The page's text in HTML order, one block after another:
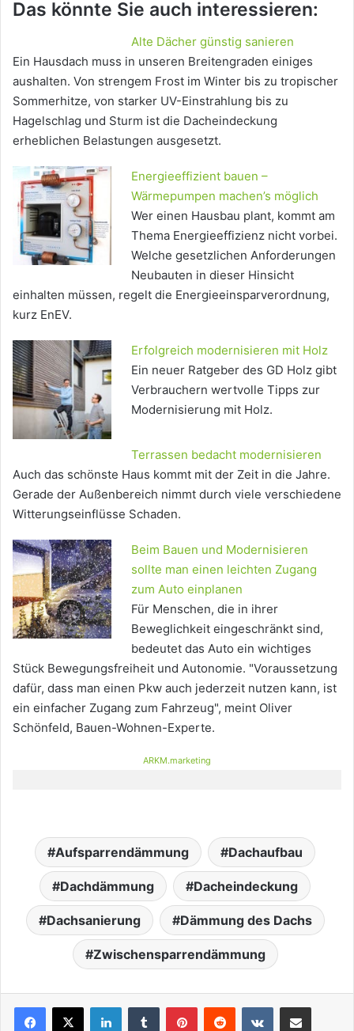
Das könnte Sie auch interessieren:
Alte Dächer günstig sanieren
Ein Hausdach muss in unseren Breitengraden einiges
aushalten. Von strengem Frost im Winter bis zu tropischer
Sommerhitze, von starker UV-Einstrahlung bis zu
Hagelschlag und Sturm ist die Dacheindeckung
erheblichen Belastungen ausgesetzt.
Energieeffizient bauen –
Wärmepumpen machen’s möglich
Wer einen Hausbau plant, kommt am
Thema Energieeffizienz nicht vorbei.
Welche gesetzlichen Anforderungen
Neubauten in dieser Hinsicht
einhalten müssen, regelt die Energieeinsparverordnung,
kurz EnEV.
Erfolgreich modernisieren mit Holz
Ein neuer Ratgeber des GD Holz gibt
Verbrauchern wertvolle Tipps zur
Modernisierung mit Holz.
Terrassen bedacht modernisieren
Auch das schönste Haus kommt mit der Zeit in die Jahre.
Gerade der Außenbereich nimmt durch viele verschiedene
Witterungseinflüsse Schaden.
Beim Bauen und Modernisieren
sollte man einen leichten Zugang
zum Auto einplanen
Für Menschen, die in ihrer
Beweglichkeit eingeschränkt sind,
bedeutet das Auto ein wichtiges
Stück Bewegungsfreiheit und Autonomie. "Voraussetzung
dafür, dass man einen Pkw auch jederzeit nutzen kann, ist
ein einfacher Zugang zum Fahrzeug", meint Oliver
Schönfeld, Bauen-Wohnen-Experte.
ARKM.marketing
Aufsparrendämmung Dachaufbau
Dachdämmung Dacheindeckung
Dachsanierung Dämmung des Dachs
Zwischensparrendämmung